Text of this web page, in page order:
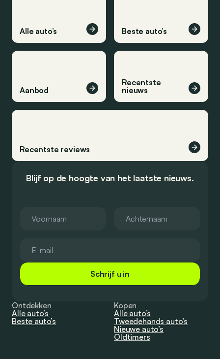
Alle auto’s Beste auto’s
Aanbod
Recentste
nieuws
Recentste reviews
Blijf op de hoogte van het laatste nieuws.
Schrijf u in
Ontdekken
Alle auto’s
Beste auto’s
Kopen
Alle auto’s
Tweedehands auto’s
Nieuwe auto’s
Oldtimers